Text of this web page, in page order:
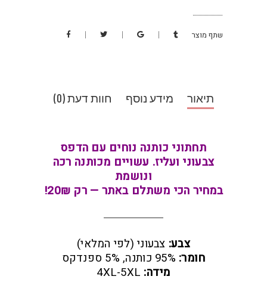
שתף מוצר
תיאור מידע נוסף חוות דעת (0)
תחתוני כותנה נוחים עם הדפס
צבעוני ועליז. עשויים מכותנה רכה
ונושמת
במחיר הכי משתלם באתר — רק 20₪!
צבע: צבעוני (לפי המלאי)
חומר:
מידה: